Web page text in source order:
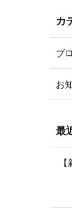
カ
ブ
お
最